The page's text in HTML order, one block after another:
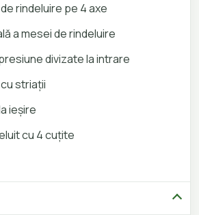
rindeluire pe 4 axe
a mesei de rindeluire
divizate la intrare
striații
ieșire
cu 4 cuțite